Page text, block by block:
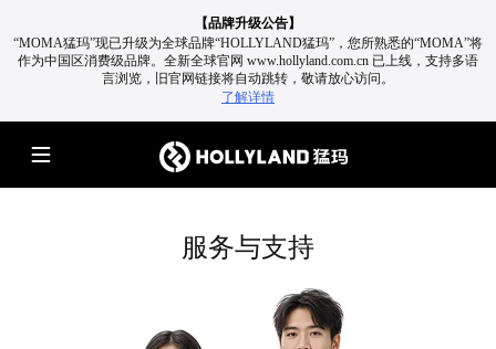
【品牌升级公告】
“MOMA猛玛”现已升级为全球品牌“HOLLYLAND猛玛”，您所熟悉的“MOMA”将
作为中国区消费级品牌。 全新全球官网 www.hollyland.com.cn 已上线，支持多语
言浏览，旧官网链接将自动跳转，敬请放心访问。
了解详情
服务与支持